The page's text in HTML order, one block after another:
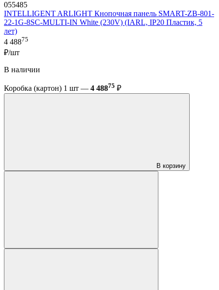
055485
INTELLIGENT ARLIGHT Кнопочная панель SMART-ZB-801-
22-1G-8SC-MULTI-IN White (230V) (IARL, IP20 Пластик, 5
лет)
4 48875
₽/шт
В наличии
Коробка (картон) 1 шт — 4 48875 ₽
В корзину